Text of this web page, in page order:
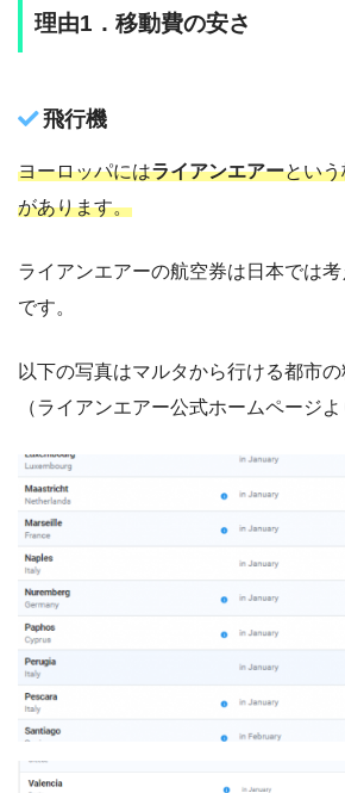
理由1．移動費の安さ
飛行機
ヨーロッパにはライアンエアーとい
があります。
ライアンエアーの航空券は日本では
です。
以下の写真はマルタから行ける都市の
（ライアンエアー公式ホームページよ